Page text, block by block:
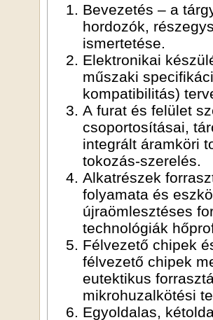
Bevezetés – a
hordozók,
ismertetése.
Elektronikai
műszaki
kompatibilitás)
A furat és felület
csoportosításai,
integrált áramköri
tokozás-szerelés.
Alkatrészek
folyamata és
újraömlesztéses
technológiák
Félvezető chipek
félvezető chipek
eutektikus
mikrohuzalkötési
Egyoldalas,